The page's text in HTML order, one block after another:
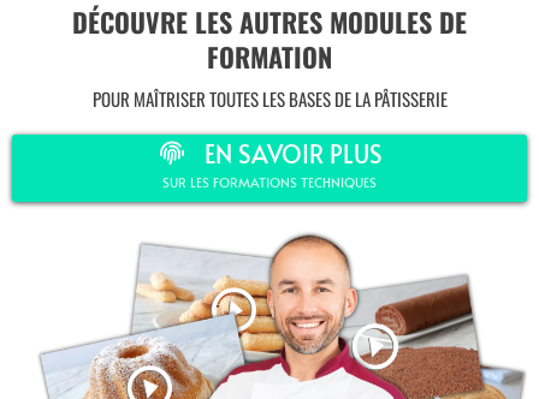
DÉCOUVRE LES AUTRES MODULES DE
FORMATION
POUR MAÎTRISER TOUTES LES BASES DE LA PÂTISSERIE
EN SAVOIR PLUS
SUR LES FORMATIONS TECHNIQUES